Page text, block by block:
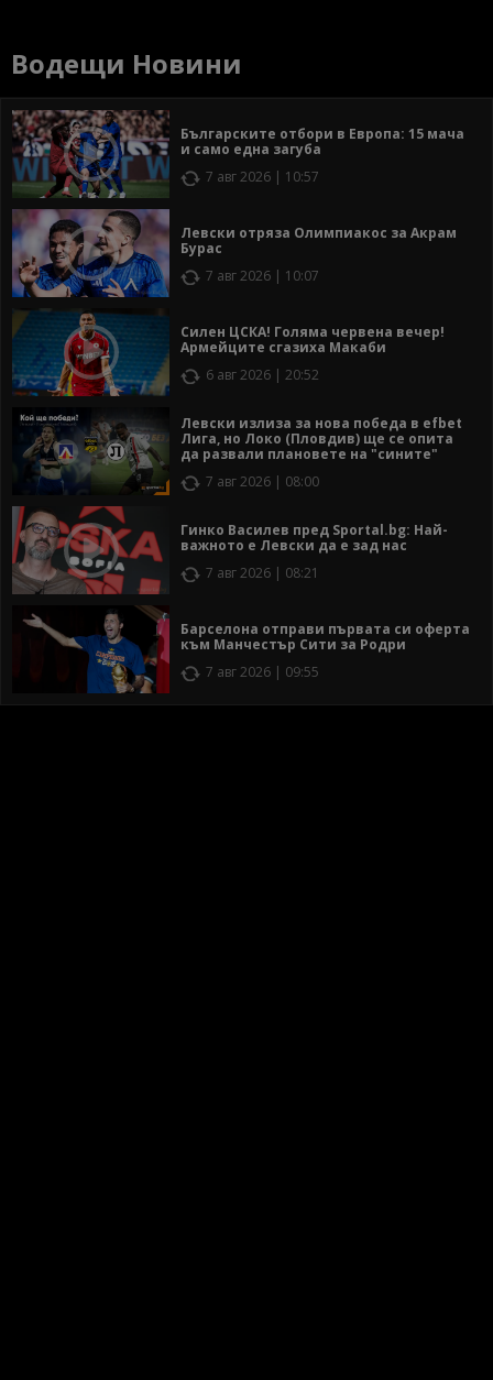
Водещи Новини
Българските отбори в Европа: 15 мача
и само една загуба
7 авг 2026 | 10:57
Левски отряза Олимпиакос за Акрам
Бурас
7 авг 2026 | 10:07
Силен ЦСКА! Голяма червена вечер!
Армейците сгазиха Макаби
6 авг 2026 | 20:52
Левски излиза за нова победа в efbet
Лига, но Локо (Пловдив) ще се опита
да развали плановете на "сините"
7 авг 2026 | 08:00
Гинко Василев пред Sportal.bg: Най-
важното е Левски да е зад нас
7 авг 2026 | 08:21
Барселона отправи първата си оферта
към Манчестър Сити за Родри
7 авг 2026 | 09:55